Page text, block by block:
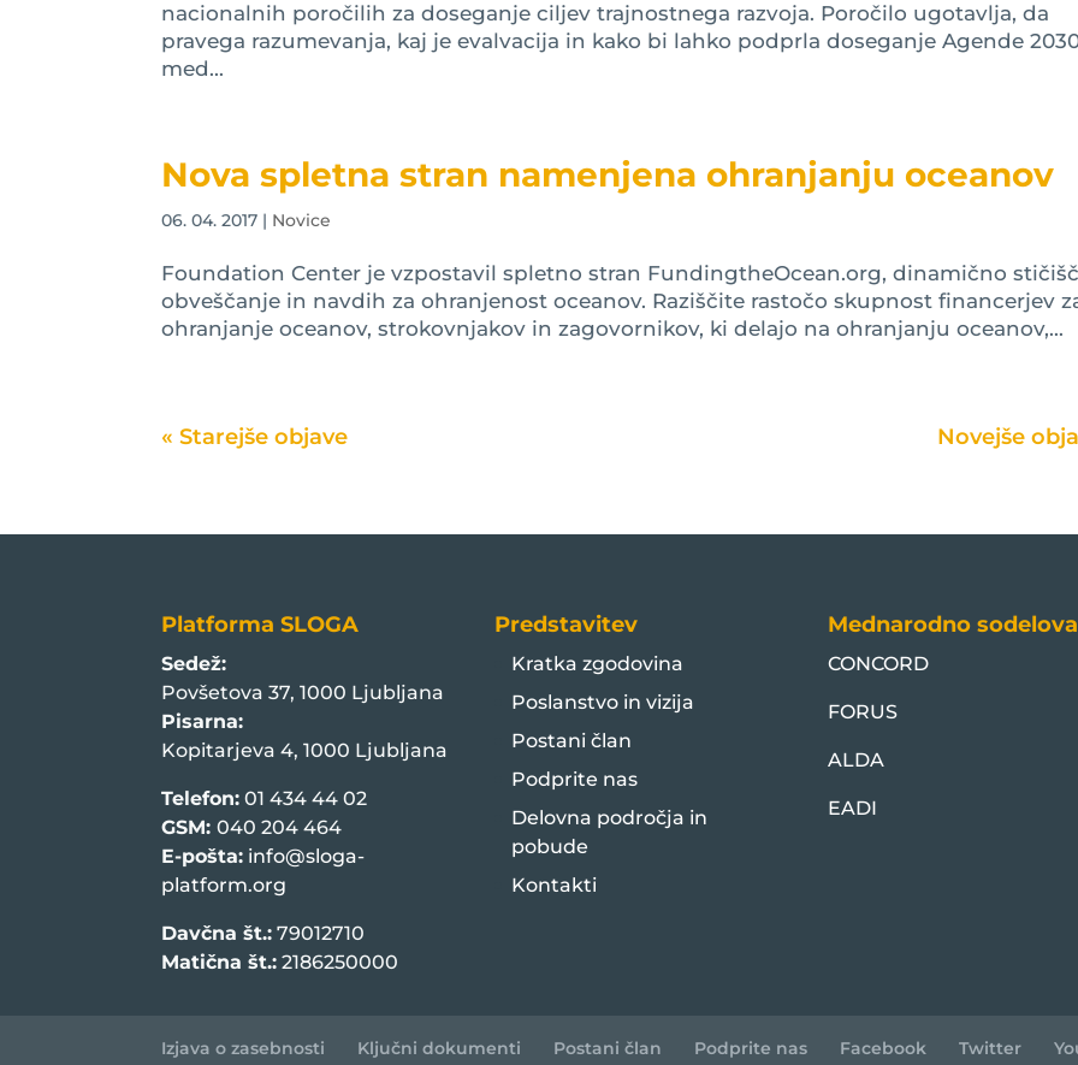
nacionalnih poročilih za doseganje ciljev trajnostnega razvoja. Poročilo ugotavlja, da
pravega razumevanja, kaj je evalvacija in kako bi lahko podprla doseganje Agende
med...
Nova spletna stran namenjena ohranjanju oceanov
06. 04. 2017 | Novice
Foundation Center je vzpostavil spletno stran FundingtheOcean.org, dinamično
obveščanje in navdih za ohranjenost oceanov. Raziščite rastočo skupnost financerjev
ohranjanje oceanov, strokovnjakov in zagovornikov, ki delajo na ohranjanju oceanov,...
Platforma SLOGA
Sedež:
Povšetova 37, 1000 Ljubljana
Pisarna:
Kopitarjeva 4, 1000 Ljubljana
Telefon: 01 434 44 02
GSM:040 204 464
E-pošta: info@sloga-
platform.org
Davčna št.: 79012710
Matična št.: 2186250000
Predstavitev
Kratka zgodovina
Poslanstvo in vizija
Postani član
Podprite nas
Delovna področja in
pobude
Kontakti
Mednarodno
CONCORD
FORUS
ALDA
EADI
Izjava o zasebnosti Ključni dokumenti Postani član Podprite nas Facebook Twitter